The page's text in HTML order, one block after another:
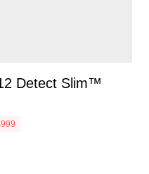
Detect Slim™